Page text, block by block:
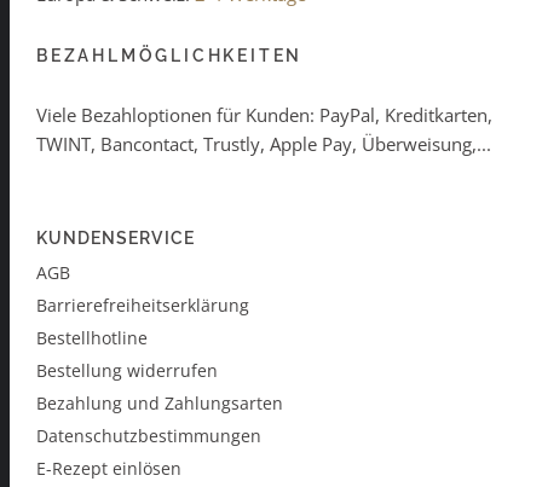
BEZAHLMÖGLICHKEITEN
Viele Bezahloptionen für Kunden: PayPal, Kreditkarten,
TWINT, Bancontact, Trustly, Apple Pay, Überweisung,...
KUNDENSERVICE
AGB
Barrierefreiheitserklärung
Bestellhotline
Bestellung widerrufen
Bezahlung und Zahlungsarten
Datenschutzbestimmungen
E-Rezept einlösen